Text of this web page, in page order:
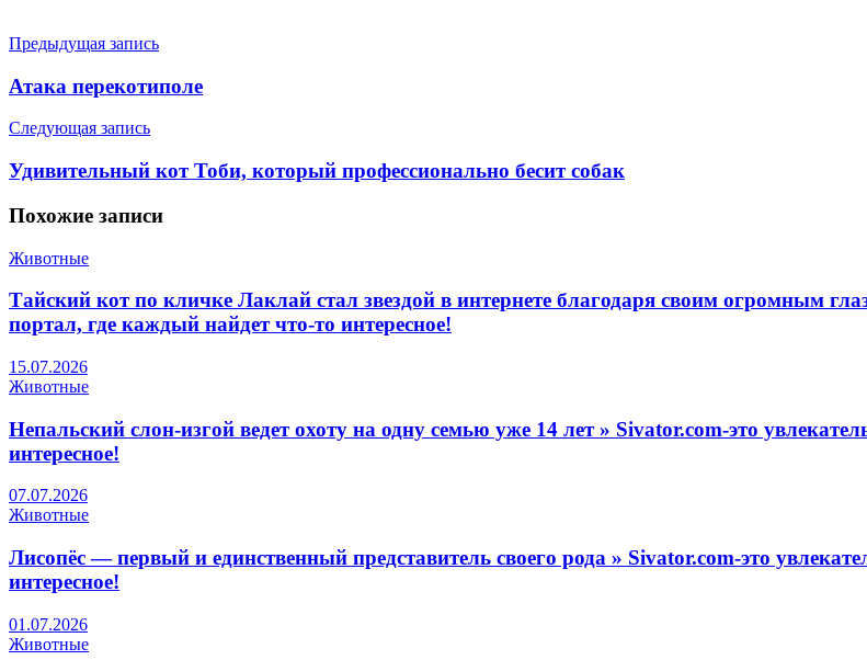
Предыдущая запись
Атака перекотиполе
Следующая запись
Удивительный кот Тоби, который профессионально бесит собак
Похожие записи
Животные
Тайский кот по кличке Лаклай стал звездой в интернете благодаря своим огромным
портал, где каждый найдет что-то интересное!
15.07.2026
Животные
Непальский слон-изгой ведет охоту на одну семью уже 14 лет » Sivator.com-это
интересное!
07.07.2026
Животные
Лисопёс — первый и единственный представитель своего рода » Sivator.com-это
интересное!
01.07.2026
Животные